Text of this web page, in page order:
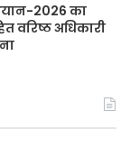
2026 का
अधिकारी